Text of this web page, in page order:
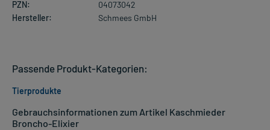
PZN:
04073042
Hersteller:
Schmees GmbH
Gebrauchsinformationen zum Artikel Kaschmieder
Broncho-Elixier
Passende Produkt-Kategorien:
Tierprodukte